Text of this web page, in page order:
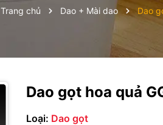
Trang chủ Dao + Mài dao Dao
Dao gọt hoa quả
Loại: Dao gọt